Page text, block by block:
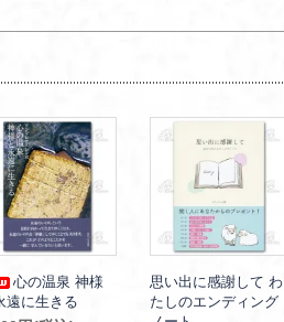
心の温泉 神様
遠に生きる
思い出に感謝して わ
たしのエンディング